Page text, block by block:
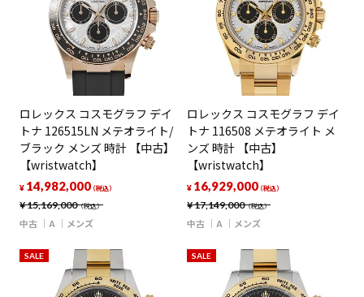
ロレックス コスモグラフ デイ
トナ 126515LN メテオライト/
ブラック メンズ 時計 【中古】
【wristwatch】
¥15,169,000（税込）
¥ 14,982,000（税込）
中古 A メンズ
ロレックス コスモグラフ デイ
トナ 116508 メテオライト メ
ンズ 時計 【中古】
【wristwatch】
¥17,149,000（税込）
¥ 16,929,000（税込）
中古 A メンズ
SALE SALE